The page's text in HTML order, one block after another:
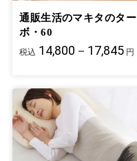
通販生活のマキタのター
ボ・60
税込 14,800－17,845 円